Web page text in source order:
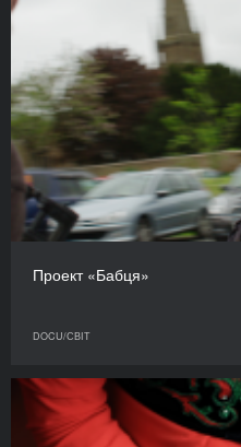
Проект «Бабця»
DOCU/СВІТ